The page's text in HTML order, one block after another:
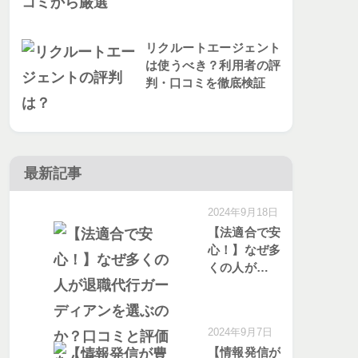
リクルートエージェント
は使うべき？利用者の評
判・口コミを徹底検証
最新記事
【法適合で安
心！】なぜ多
くの人が退職
評価を分析
2024年9月18日
【情報発信が
2024年9月7日